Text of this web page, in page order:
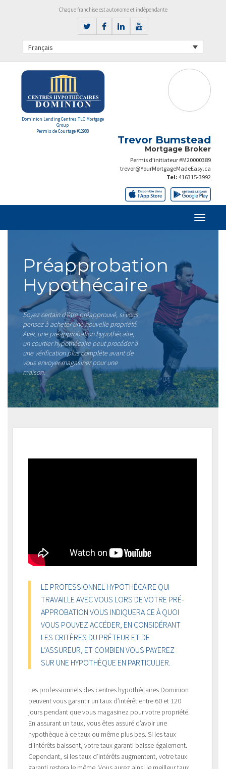
Chaque franchise est autonome et indépendante
Français
Dominion Lending Centres TLC Mortgage
Group
Permis de Courtage #12988
Trevor Bumstead
Mortgage Broker
Permis d’initiateur #M20000389
trevor@YourMortgageMadeEasy.ca
Tel: 416315-3992
Préapprobation
Hypothécaire
Soyez certain d’être préapprouvé, si vous
pensez à acheter une nouvelle propriété.
Avec une préapprobation hypothécaire,
un courtier hypothécaire peut procéder à
une vérification plus complète avant de
vous envoyer magasiner pour une
maison.
LE PROFESSIONNEL HYPOTHÉCAIRE QUI
TRAVAILLE AVEC VOUS LORS DE VOTRE PRÉ-
APPROBATION VOUS INDIQUERA CE À QUOI
VOUS POUVEZ ACCÉDER, EN CONSIDÉRANT
LES CRITÈRES DU PRÊTEUR ET DE
L’ASSUREUR, ET COMBIEN VOUS PAYEREZ
SUR UNE HYPOTHÈQUE EN PARTICULIER.
Les professionnels des centres hypothécaires Dominion
peuvent vous garantir un taux d’intérêt entre 60 et 120
jours pendant que vous magasinez pour votre propriété.
En assurant un taux, vous êtes assuré d’avoir une
hypothèque à ce taux ou même plus bas. Si les taux
d’intérêts baissent, votre taux garanti baisse également.
Cependant, si les taux d’intérêts augmentent, votre taux